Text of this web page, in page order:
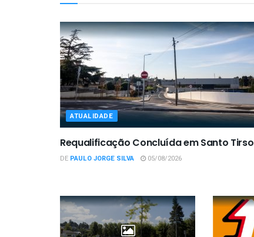
ATUALIDADE
Requalificação Concluída em Santo Tirso
DE PAULO JORGE SILVA 05/08/2026